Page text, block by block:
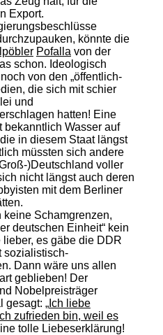
Export.
könnte die
Pofalla von der
schon. Ideologisch
von den „öffentlich-
die sich mit schier
und
hatten! Eine
Wasser auf
in diesem Staat längst
müssten sich andere
)Deutschland voller
nicht längst auch deren
mit dem Berliner
keine Schamgrenzen,
deutschen Einheit“ kein
es gäbe die DDR
sozialistisch-
Dann wäre uns allen
geblieben! Der
Nobelpreisträger
gesagt: „Ich liebe
zufrieden bin, weil es
tolle Liebeserklärung!